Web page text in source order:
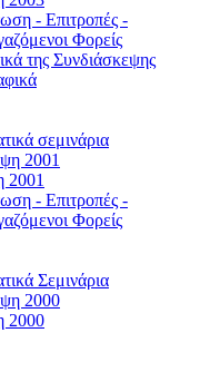
- Επιτροπές -
Φορείς
της Συνδιάσκεψης
σεμινάρια
2001
2001
- Επιτροπές -
Φορείς
Σεμινάρια
2000
2000